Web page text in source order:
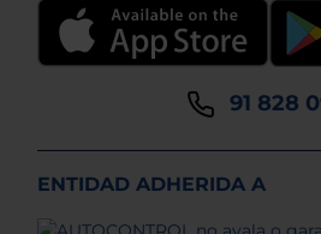
91 828
ENTIDAD ADHERIDA A